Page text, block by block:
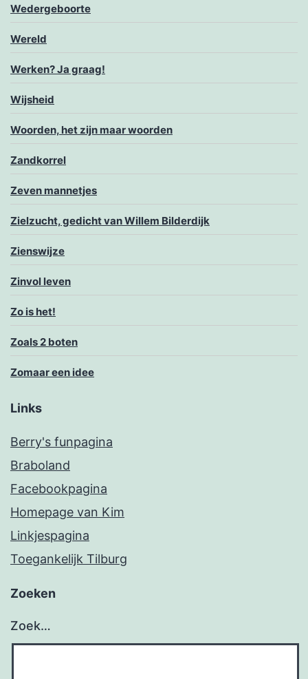
Wedergeboorte
Wereld
Werken? Ja graag!
Wijsheid
Woorden, het zijn maar woorden
Zandkorrel
Zeven mannetjes
Zielzucht, gedicht van Willem Bilderdijk
Zienswijze
Zinvol leven
Zo is het!
Zoals 2 boten
Zomaar een idee
Links
Berry's funpagina
Braboland
Facebookpagina
Homepage van Kim
Linkjespagina
Toegankelijk Tilburg
Zoeken
Zoek…